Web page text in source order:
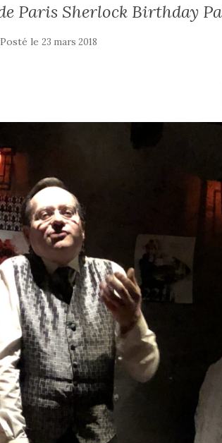
Paris Sherlock Birthday
Posté le23 mars 2018